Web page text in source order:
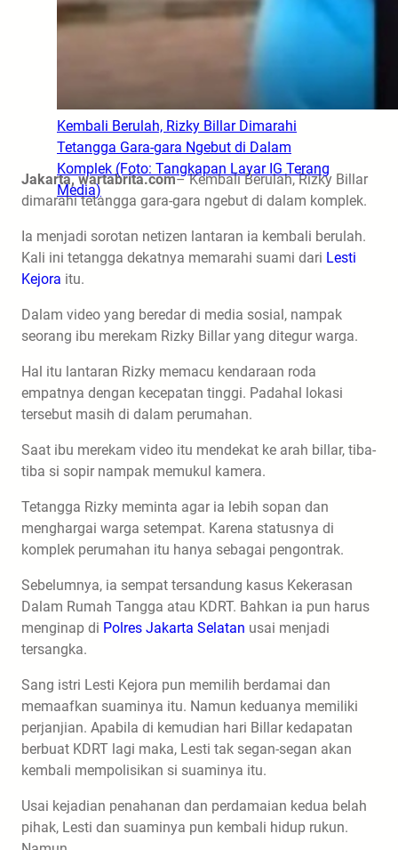
Kembali Berulah, Rizky Billar Dimarahi
Tetangga Gara-gara Ngebut di Dalam
Komplek (Foto: Tangkapan Layar IG Terang
Media)
Jakarta, wartabrita.com– Kembali Berulah, Rizky Billar
dimarahi tetangga gara-gara ngebut di dalam komplek.
Ia menjadi sorotan netizen lantaran ia kembali berulah.
Kali ini tetangga dekatnya memarahi suami dari Lesti
Kejora itu.
Dalam video yang beredar di media sosial, nampak
seorang ibu merekam Rizky Billar yang ditegur warga.
Hal itu lantaran Rizky memacu kendaraan roda
empatnya dengan kecepatan tinggi. Padahal lokasi
tersebut masih di dalam perumahan.
Saat ibu merekam video itu mendekat ke arah billar, tiba-
tiba si sopir nampak memukul kamera.
Tetangga Rizky meminta agar ia lebih sopan dan
menghargai warga setempat. Karena statusnya di
komplek perumahan itu hanya sebagai pengontrak.
Sebelumnya, ia sempat tersandung kasus Kekerasan
Dalam Rumah Tangga atau KDRT. Bahkan ia pun harus
menginap di Polres Jakarta Selatan usai menjadi
tersangka.
Sang istri Lesti Kejora pun memilih berdamai dan
memaafkan suaminya itu. Namun keduanya memiliki
perjanjian. Apabila di kemudian hari Billar kedapatan
berbuat KDRT lagi maka, Lesti tak segan-segan akan
kembali mempolisikan si suaminya itu.
Usai kejadian penahanan dan perdamaian kedua belah
pihak, Lesti dan suaminya pun kembali hidup rukun.